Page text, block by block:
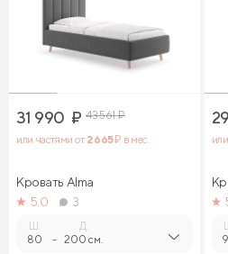
31 990 ₽ 43 561₽
или частями от 2 665₽ в мес.
Кровать Alma
5.0
3
80 -
Д.
200 см.